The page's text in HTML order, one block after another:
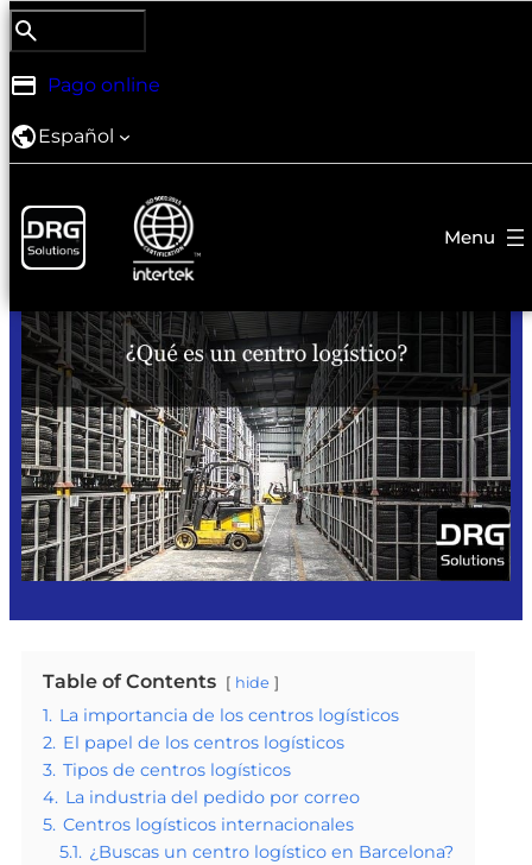
Saltar
al
contenido
Search
Pago online
Español
19 de mayo de 2021
¿Qué es un centro logístico?
Table of Contents hide
1. La importancia de los centros logísticos
2. El papel de los centros logísticos
3. Tipos de centros logísticos
4. La industria del pedido por correo
5. Centros logísticos internacionales
5.1. ¿Buscas un centro logístico en Barcelona?